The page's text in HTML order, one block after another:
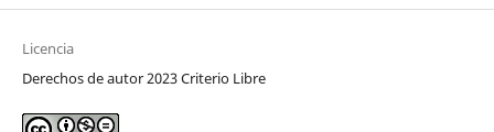
Licencia
Derechos de autor 2023 Criterio Libre